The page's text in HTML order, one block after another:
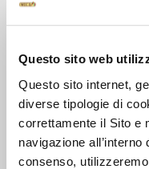
Questo sito web
Questo sito internet,
diverse tipologie di
correttamente il Sito e
navigazione
consenso,
4